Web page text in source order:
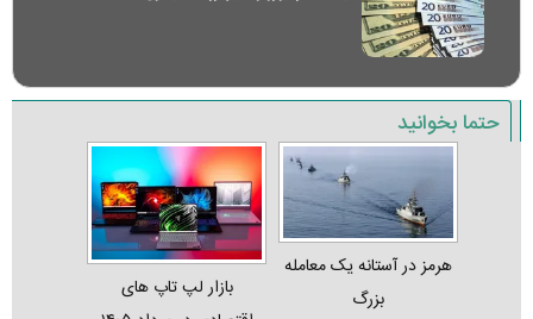
حتما بخوانید
هرمز در آستانه یک معامله
بزرگ
بازار لپ‌ تاپ‌ های